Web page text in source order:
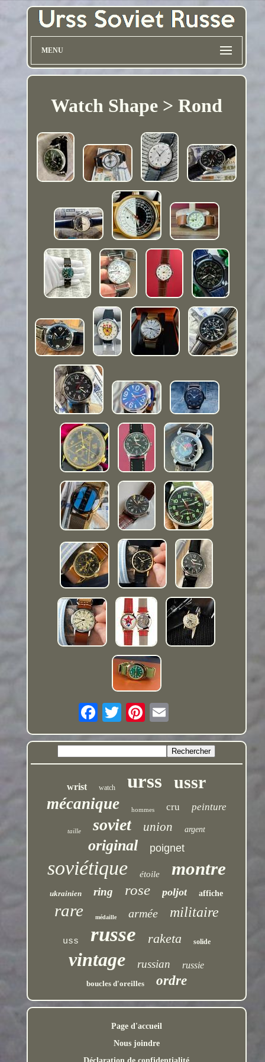
MENU
Watch Shape > Rond
wrist watch urss ussr
mécanique hommes cru peinture
taille soviet union argent
original poignet
soviétique étoile montre
ukrainien ring rose poljot affiche
rare médaille armée militaire
uss russe raketa solide
vintage russian russie
boucles d'oreilles ordre
Page d'accueil
Nous joindre